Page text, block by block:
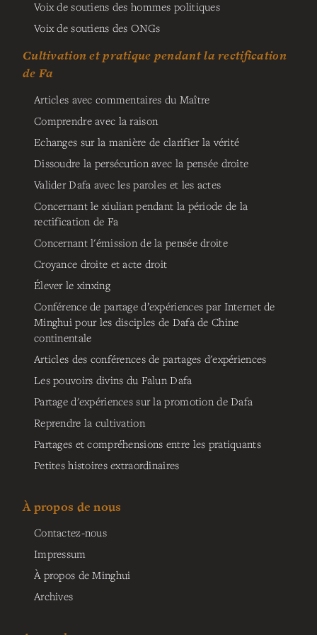
Voix de soutiens des hommes politiques
Voix de soutiens des ONGs
Cultivation et pratique pendant la rectification
de Fa
Articles avec commentaires du Maître
Comprendre avec la raison
Echanges sur la manière de clarifier la vérité
Dissoudre la persécution avec la pensée droite
Valider Dafa avec les paroles et les actes
Concernant le xiulian pendant la période de la
rectification de Fa
Concernant l'émission de la pensée droite
Croyance droite et acte droit
Élever le xinxing
Conférence de partage d’expériences par Internet de
Minghui pour les disciples de Dafa de Chine
continentale
Articles des conférences de partages d'expériences
Les pouvoirs divins du Falun Dafa
Partage d'expériences sur la promotion de Dafa
Reprendre la cultivation
Partages et compréhensions entre les pratiquants
Petites histoires extraordinaires
À propos de nous
Contactez-nous
Impressum
À propos de Minghui
Archives